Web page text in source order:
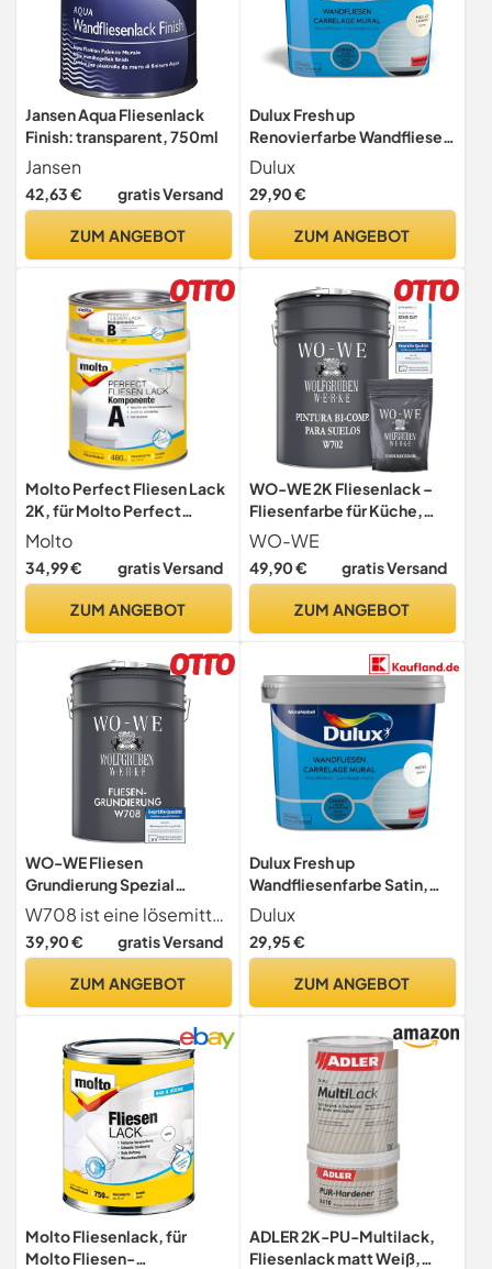
Jansen Aqua Fliesenlack
Finish: transparent, 750ml
Jansen
42,63 € gratis Versand
ZUM ANGEBOT
Dulux Fresh up
Renovierfarbe Wandfliese
750 ml Helles Leinen satin
Dulux
29,90 €
ZUM ANGEBOT
Molto Perfect Fliesen Lack
2K, für Molto Perfect
Fliesen Grundierung 2K,
750ml
Molto
34,99 € gratis Versand
ZUM ANGEBOT
WO-WE 2K Fliesenlack –
Fliesenfarbe für Küche,
Badezimmer, Wand- &
Bodenfliesen – Basaltgrau
ähnl. RAL 7012-2,5Kg
WO-WE
49,90 € gratis Versand
ZUM ANGEBOT
WO-WE Fliesen
Grundierung Spezial
Haftgrund Fliesengrund für
Fliesenfarbe W708-2,5Kg
W708 ist eine lösemittelfreie Spezialgrundierung auf Polymerdispersionsbasis, die die Haftung von Fliesenlacken auf keramischen und mineralischen Untergründen optimiert.
39,90 € gratis Versand
ZUM ANGEBOT
Dulux Fresh up
Wandfliesenfarbe Satin,
Frische Farbe für Ihr Bad,
Weiß, 750 ml
Dulux
29,95 €
ZUM ANGEBOT
Molto Fliesenlack, für
Molto Fliesen-
ADLER 2K-PU-Multilack,
Fliesenlack matt Weiß,